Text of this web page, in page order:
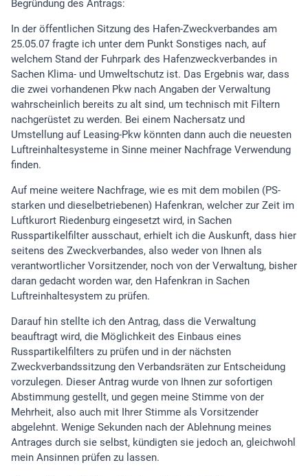
Begründung des Antrags:
In der öffentlichen Sitzung des Hafen-Zweckverbandes am
25.05.07 fragte ich unter dem Punkt Sonstiges nach, auf
welchem Stand der Fuhrpark des Hafenzweckverbandes in
Sachen Klima- und Umweltschutz ist. Das Ergebnis war, dass
die zwei vorhandenen Pkw nach Angaben der Verwaltung
wahrscheinlich bereits zu alt sind, um technisch mit Filtern
nachgerüstet zu werden. Bei einem Nachersatz und
Umstellung auf Leasing-Pkw könnten dann auch die neuesten
Luftreinhaltesysteme in Sinne meiner Nachfrage Verwendung
finden.
Auf meine weitere Nachfrage, wie es mit dem mobilen (PS-
starken und dieselbetriebenen) Hafenkran, welcher zur Zeit im
Luftkurort Riedenburg eingesetzt wird, in Sachen
Russpartikelfilter ausschaut, erhielt ich die Auskunft, dass hier
seitens des Zweckverbandes, also weder von Ihnen als
verantwortlicher Vorsitzender, noch von der Verwaltung, bisher
daran gedacht worden war, den Hafenkran in Sachen
Luftreinhaltesystem zu prüfen.
Darauf hin stellte ich den Antrag, dass die Verwaltung
beauftragt wird, die Möglichkeit des Einbaus eines
Russpartikelfilters zu prüfen und in der nächsten
Zweckverbandssitzung den Verbandsräten zur Entscheidung
vorzulegen. Dieser Antrag wurde von Ihnen zur sofortigen
Abstimmung gestellt, und gegen meine Stimme von der
Mehrheit, also auch mit Ihrer Stimme als Vorsitzender
abgelehnt. Wenige Sekunden nach der Ablehnung meines
Antrages durch sie selbst, kündigten sie jedoch an, gleichwohl
mein Ansinnen prüfen zu lassen.